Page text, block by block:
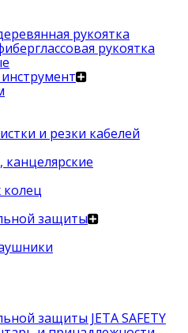
рукоятка
рукоятка
и резки кабелей
защиты
защиты JETA SAFETY